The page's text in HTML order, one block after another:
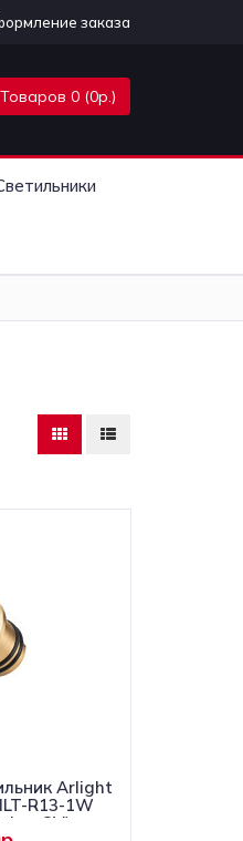
заказа
Товаров 0 (0р.)
Arlight
R13-1W
3V)